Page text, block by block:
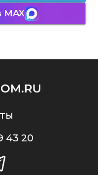
MAX
43 20